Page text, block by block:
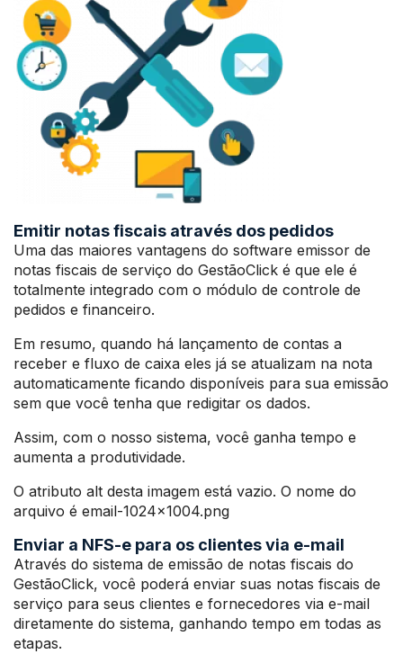
Emitir notas fiscais através dos pedidos
Uma das maiores vantagens do software emissor de
notas fiscais de serviço do GestãoClick é que ele é
totalmente integrado com o módulo de controle de
pedidos e financeiro.
Em resumo, quando há lançamento de contas a
receber e fluxo de caixa eles já se atualizam na nota
automaticamente ficando disponíveis para sua emissão
sem que você tenha que redigitar os dados.
Assim, com o nosso sistema, você ganha tempo e
aumenta a produtividade.
O atributo alt desta imagem está vazio. O nome do
arquivo é email-1024×1004.png
Enviar a NFS-e para os clientes via e-mail
Através do sistema de emissão de notas fiscais do
GestãoClick, você poderá enviar suas notas fiscais de
serviço para seus clientes e fornecedores via e-mail
diretamente do sistema, ganhando tempo em todas as
etapas.